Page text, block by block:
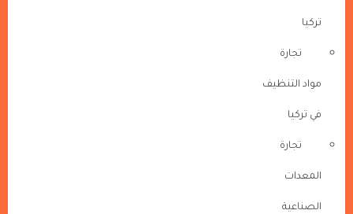
تركيا
تجارة
مواد التنظيف
في تركيا
تجارة
المعدات
الصناعية